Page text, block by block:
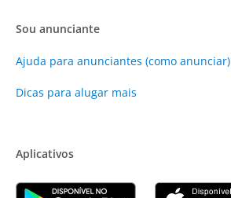
Sou anunciante
Ajuda para anunciantes (como anunciar)
Dicas para alugar mais
Aplicativos